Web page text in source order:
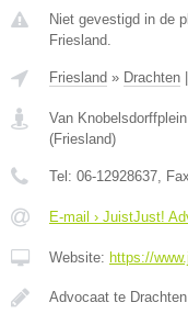
Niet gevestigd in de
Friesland.
Friesland » Drachten
Van
(Friesland)
Tel: 06-12928637,
E-mail › JuistJust!
Website: https://
Advocaat te